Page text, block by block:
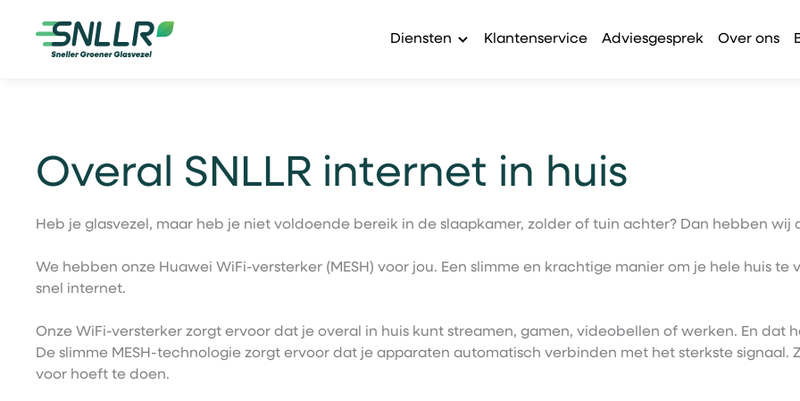
Diensten Klantenservice Adviesgesprek Over ons
Overal SNLLR internet in huis
Heb je glasvezel, maar heb je niet voldoende bereik in de slaapkamer, zolder of tuin achter? Dan hebben wij
We hebben onze Huawei WiFi-versterker (MESH) voor jou. Een slimme en krachtige manier om je hele huis te
snel internet.
Onze WiFi-versterker zorgt ervoor dat je overal in huis kunt streamen, gamen, videobellen of werken. En dat
De slimme MESH-technologie zorgt ervoor dat je apparaten automatisch verbinden met het sterkste signaal.
voor hoeft te doen.